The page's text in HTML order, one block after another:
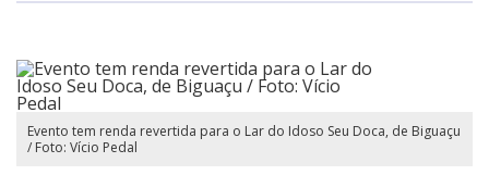
Classificados
Guia de Serviços
Evento tem renda revertida para o Lar do Idoso Seu Doca, de Biguaçu
/ Foto: Vício Pedal